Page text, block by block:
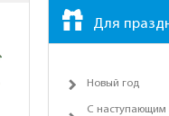
Для
Новый год
С наступающим